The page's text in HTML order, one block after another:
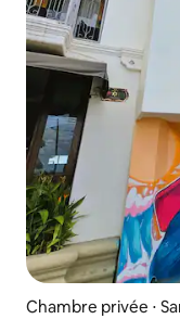
Chambre privée ⋅